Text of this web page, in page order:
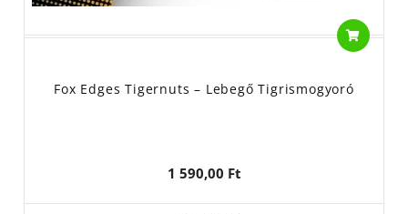
Fox Edges Tigernuts – Lebegő Tigrismogyoró
1 590,00 Ft